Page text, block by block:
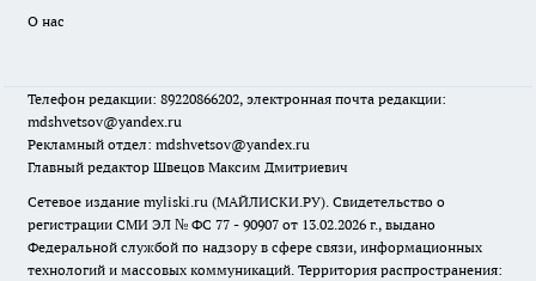
О нас
Телефон редакции: 89220866202, электронная почта редакции:
mdshvetsov@yandex.ru
Рекламный отдел: mdshvetsov@yandex.ru
Главный редактор Швецов Максим Дмитриевич
Сетевое издание myliski.ru (МАЙЛИСКИ.РУ). Свидетельство о
регистрации СМИ ЭЛ № ФС 77 - 90907 от 13.02.2026 г., выдано
Федеральной службой по надзору в сфере связи, информационных
технологий и массовых коммуникаций. Территория распространения: